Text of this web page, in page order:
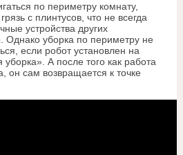
по периметру комнату,
с плинтусов, что не всегда
устройства других
Однако уборка по периметру не
если робот установлен на
А после того как работа
он сам возвращается к точке